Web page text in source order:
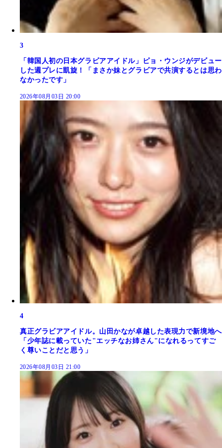
3
「韓国人初の日本グラビアアイドル」ピョ・ウンジがデビュー
した週プレに凱旋！「まさか妹とグラビアで共演するとは思わ
なかったです」
2026年08月03日 20:00
4
真正グラビアアイドル。山田かなが卓越した表現力で新境地へ
「少年誌に載っていた"エッチなお姉さん"になれるってすご
く尊いことだと思う」
2026年08月03日 21:00